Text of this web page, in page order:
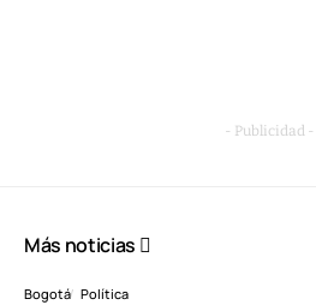
- Publicidad -
Más noticias
Bogotá Política